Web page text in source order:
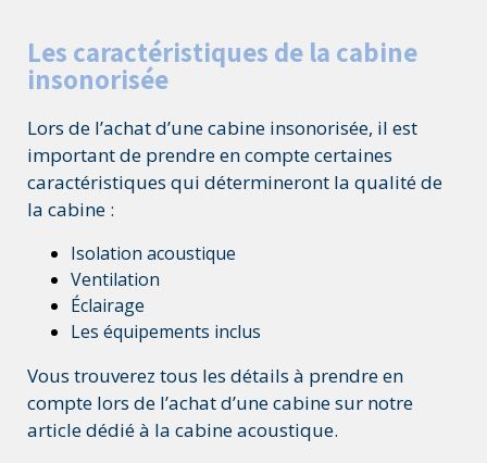
Les caractéristiques de la cabine
insonorisée
Lors de l’achat d’une cabine insonorisée, il est
important de prendre en compte certaines
caractéristiques qui détermineront la qualité de
la cabine :
Isolation acoustique
Ventilation
Éclairage
Les équipements inclus
Vous trouverez tous les détails à prendre en
compte lors de l’achat d’une cabine sur notre
article dédié à la cabine acoustique.